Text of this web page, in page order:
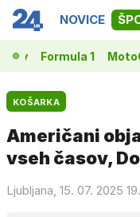
NOVICE
Formula 1
KOŠARKA
Američani
vseh časov,
Ljubljana, 15. 07. 2025